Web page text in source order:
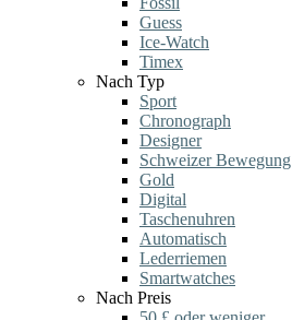
Guess
Ice-Watch
Timex
Nach Typ
Sport
Chronograph
Designer
Schweizer Bewegung
Gold
Digital
Taschenuhren
Automatisch
Lederriemen
Smartwatches
Nach Preis